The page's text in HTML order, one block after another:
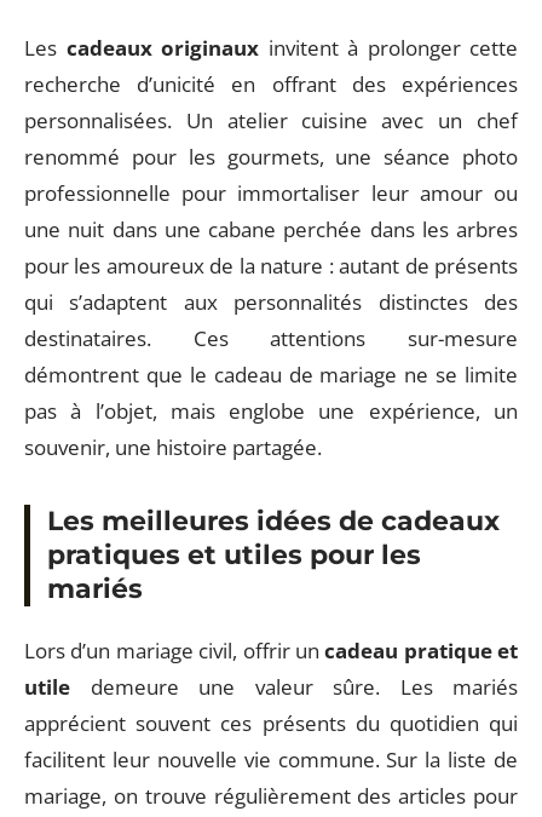
Les cadeaux originaux invitent à prolonger cette
recherche d’unicité en offrant des expériences
personnalisées. Un atelier cuisine avec un chef
renommé pour les gourmets, une séance photo
professionnelle pour immortaliser leur amour ou
une nuit dans une cabane perchée dans les arbres
pour les amoureux de la nature : autant de présents
qui s’adaptent aux personnalités distinctes des
destinataires. Ces attentions sur-mesure
démontrent que le cadeau de mariage ne se limite
pas à l’objet, mais englobe une expérience, un
souvenir, une histoire partagée.
Les meilleures idées de cadeaux
pratiques et utiles pour les
mariés
Lors d’un mariage civil, offrir uncadeau pratique et
utile demeure une valeur sûre. Les mariés
apprécient souvent ces présents du quotidien qui
facilitent leur nouvelle vie commune. Sur la liste de
mariage, on trouve régulièrement des articles pour